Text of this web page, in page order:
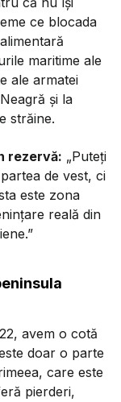
ce blocada
maritime ale
ale armatei
și la
străine.
rezervă: „Puteți
de vest, ci
este zona
reală din
avem o cotă
doar o parte
care este
pierderi,